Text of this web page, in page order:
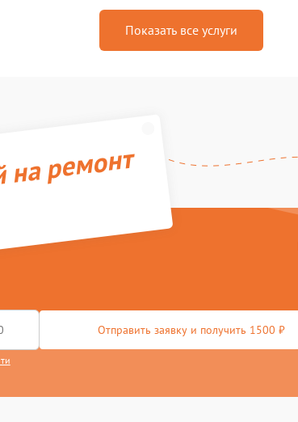
Показать все услуги
ремонт
Отправить заявку и получить 1500 ₽